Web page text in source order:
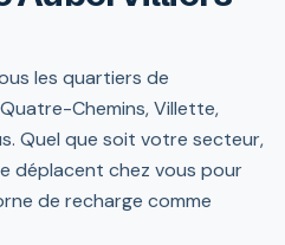
les quartiers de
Chemins, Villette,
Quel que soit votre secteur,
déplacent chez vous pour
de recharge comme